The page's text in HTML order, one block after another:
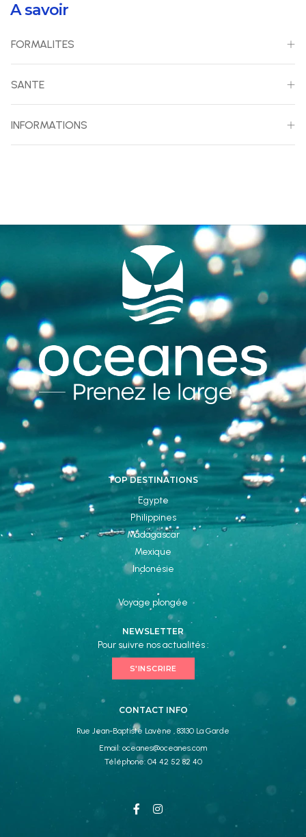
A savoir
FORMALITES
SANTE
INFORMATIONS
TOP DESTINATIONS
Egypte
Philippines
Madagascar
Mexique
Indonésie
Voyage plongée
NEWSLETTER
Pour suivre nos actualités :
S'INSCRIRE
CONTACT INFO
Rue Jean-Baptiste Lavène , 83130 La Garde
Email: oceanes@oceanes.com
Téléphone: 04 42 52 82 40